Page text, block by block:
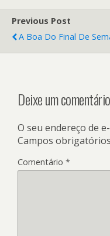
Previous Post
A Boa Do Final De
Deixe um comentário
O seu endereço de
Campos
Comentário *